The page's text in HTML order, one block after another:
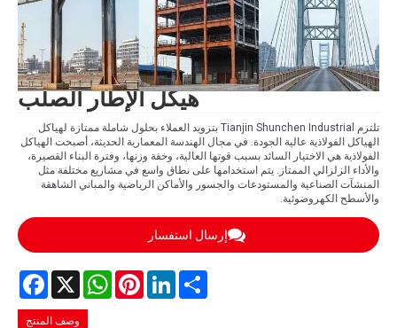
هيكل الإطار الصلب
تلتزم Tianjin Shunchen Industrial بتزويد العملاء بحلول شاملة ممتازة لهياكل
الهياكل الفولاذية عالية الجودة. في مجال الهندسة المعمارية الحديثة، أصبحت الهياكل
الفولاذية هي الاختيار السائد بسبب قوتها العالية، وخفة وزنها، وفترة البناء القصيرة،
والأداء الزلزالي الممتاز. يتم استخدامها على نطاق واسع في مشاريع مختلفة مثل
المنشآت الصناعية والمستودعات والجسور والأماكن الرياضية والمباني الشاهقة
والأسطح الكهروضوئية.
إرسال استفسار
Facebook X
WhatsAppPinterestLinkedIn Share
وصف المنتج